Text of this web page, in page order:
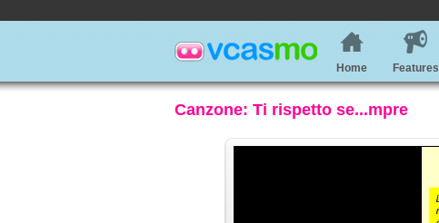
Home Features
Canzone: Ti rispetto se...mpre